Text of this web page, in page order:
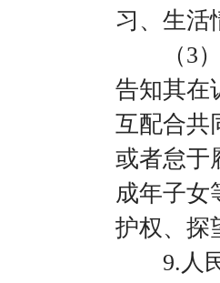
习、生活
（3
告知其在
互配合共
或者怠于
成年子女
护权、探
9.人